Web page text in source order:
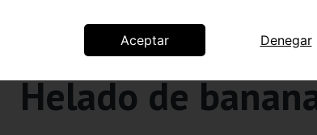
Aceptar Denegar
Helado de